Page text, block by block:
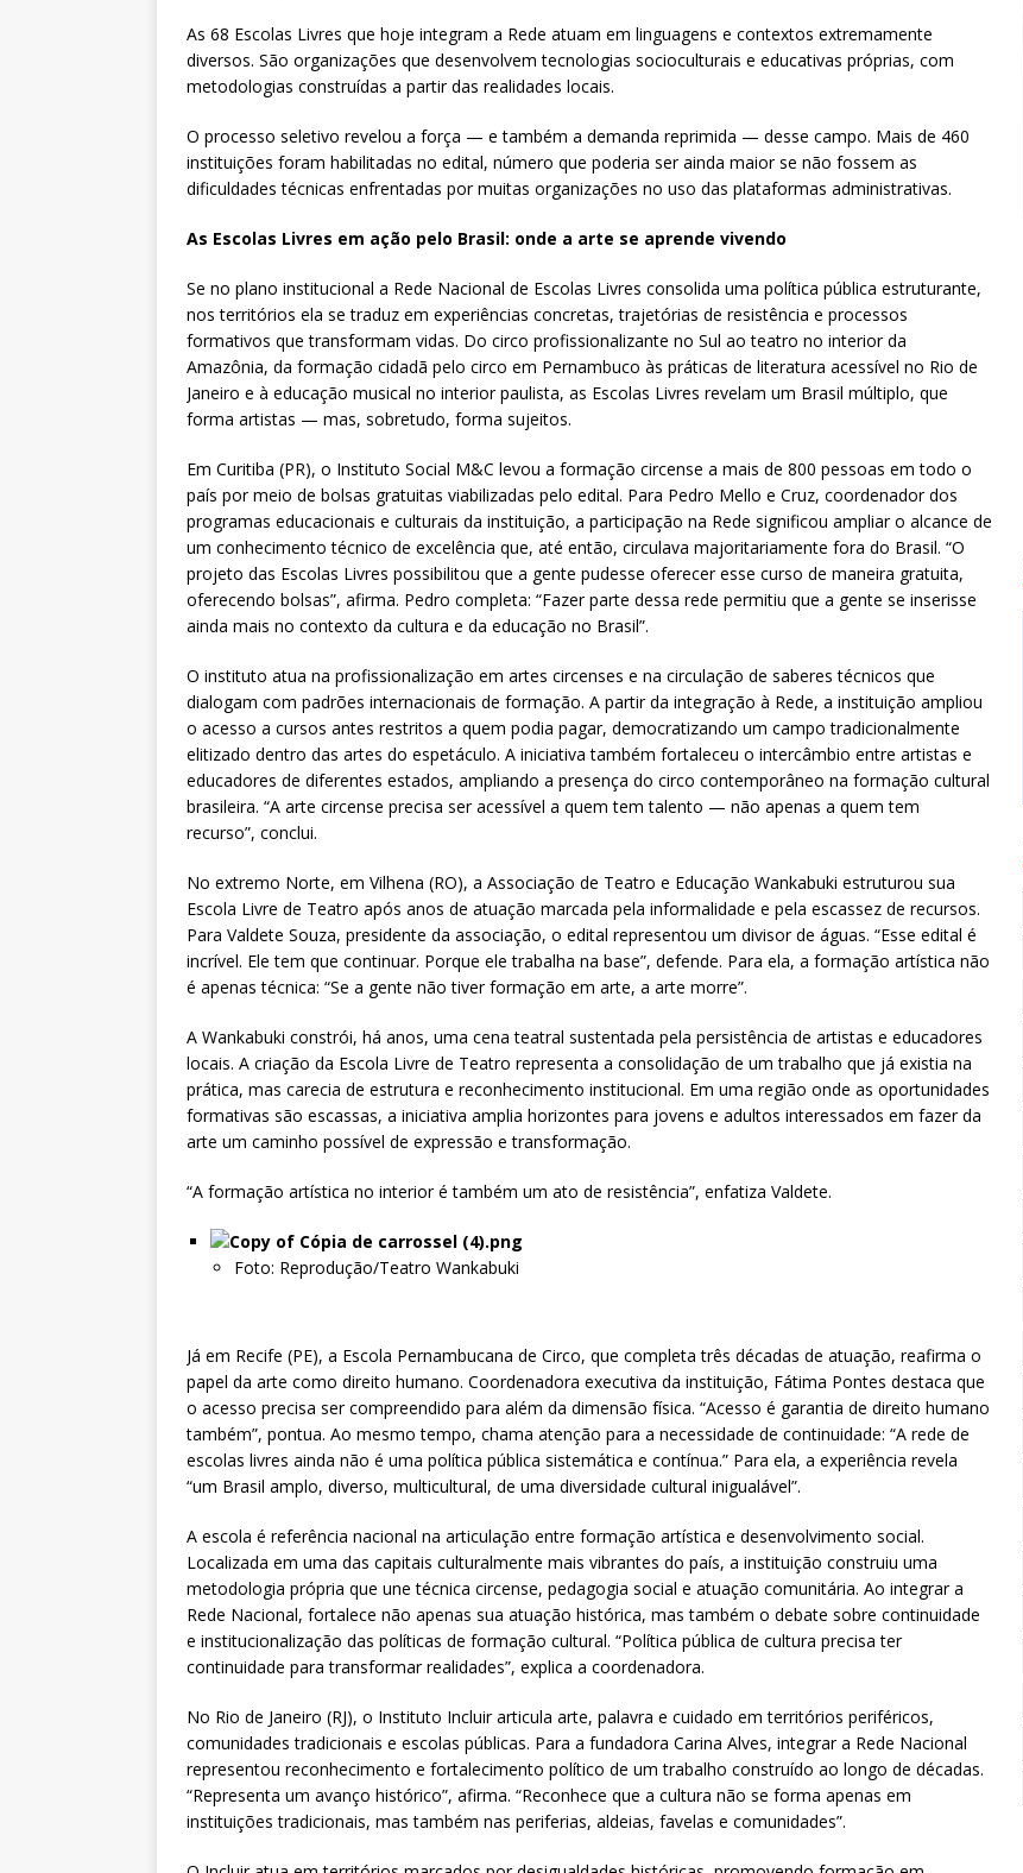
As 68 Escolas Livres que hoje integram a Rede atuam em linguagens e contextos extremamente
diversos. São organizações que desenvolvem tecnologias socioculturais e educativas próprias, com
metodologias construídas a partir das realidades locais.
O processo seletivo revelou a força — e também a demanda reprimida — desse campo. Mais de 460
instituições foram habilitadas no edital, número que poderia ser ainda maior se não fossem as
dificuldades técnicas enfrentadas por muitas organizações no uso das plataformas administrativas.
As Escolas Livres em ação pelo Brasil: onde a arte se aprende vivendo
Se no plano institucional a Rede Nacional de Escolas Livres consolida uma política pública estruturante,
nos territórios ela se traduz em experiências concretas, trajetórias de resistência e processos
formativos que transformam vidas. Do circo profissionalizante no Sul ao teatro no interior da
Amazônia, da formação cidadã pelo circo em Pernambuco às práticas de literatura acessível no Rio de
Janeiro e à educação musical no interior paulista, as Escolas Livres revelam um Brasil múltiplo, que
forma artistas — mas, sobretudo, forma sujeitos.
Em Curitiba (PR), o Instituto Social M&C levou a formação circense a mais de 800 pessoas em todo o
país por meio de bolsas gratuitas viabilizadas pelo edital. Para Pedro Mello e Cruz, coordenador dos
programas educacionais e culturais da instituição, a participação na Rede significou ampliar o alcance de
um conhecimento técnico de excelência que, até então, circulava majoritariamente fora do Brasil. “O
projeto das Escolas Livres possibilitou que a gente pudesse oferecer esse curso de maneira gratuita,
oferecendo bolsas”, afirma. Pedro completa: “Fazer parte dessa rede permitiu que a gente se inserisse
ainda mais no contexto da cultura e da educação no Brasil”.
O instituto atua na profissionalização em artes circenses e na circulação de saberes técnicos que
dialogam com padrões internacionais de formação. A partir da integração à Rede, a instituição ampliou
o acesso a cursos antes restritos a quem podia pagar, democratizando um campo tradicionalmente
elitizado dentro das artes do espetáculo. A iniciativa também fortaleceu o intercâmbio entre artistas e
educadores de diferentes estados, ampliando a presença do circo contemporâneo na formação cultural
brasileira. “A arte circense precisa ser acessível a quem tem talento — não apenas a quem tem
recurso”, conclui.
No extremo Norte, em Vilhena (RO), a Associação de Teatro e Educação Wankabuki estruturou sua
Escola Livre de Teatro após anos de atuação marcada pela informalidade e pela escassez de recursos.
Para Valdete Souza, presidente da associação, o edital representou um divisor de águas. “Esse edital é
incrível. Ele tem que continuar. Porque ele trabalha na base”, defende. Para ela, a formação artística não
é apenas técnica: “Se a gente não tiver formação em arte, a arte morre”.
A Wankabuki constrói, há anos, uma cena teatral sustentada pela persistência de artistas e educadores
locais. A criação da Escola Livre de Teatro representa a consolidação de um trabalho que já existia na
prática, mas carecia de estrutura e reconhecimento institucional. Em uma região onde as oportunidades
formativas são escassas, a iniciativa amplia horizontes para jovens e adultos interessados em fazer da
arte um caminho possível de expressão e transformação.
“A formação artística no interior é também um ato de resistência”, enfatiza Valdete.
Foto: Reprodução/Teatro Wankabuki
Já em Recife (PE), a Escola Pernambucana de Circo, que completa três décadas de atuação, reafirma o
papel da arte como direito humano. Coordenadora executiva da instituição, Fátima Pontes destaca que
o acesso precisa ser compreendido para além da dimensão física. “Acesso é garantia de direito humano
também”, pontua. Ao mesmo tempo, chama atenção para a necessidade de continuidade: “A rede de
escolas livres ainda não é uma política pública sistemática e contínua.” Para ela, a experiência revela
“um Brasil amplo, diverso, multicultural, de uma diversidade cultural inigualável”.
A escola é referência nacional na articulação entre formação artística e desenvolvimento social.
Localizada em uma das capitais culturalmente mais vibrantes do país, a instituição construiu uma
metodologia própria que une técnica circense, pedagogia social e atuação comunitária. Ao integrar a
Rede Nacional, fortalece não apenas sua atuação histórica, mas também o debate sobre continuidade
e institucionalização das políticas de formação cultural. “Política pública de cultura precisa ter
continuidade para transformar realidades”, explica a coordenadora.
No Rio de Janeiro (RJ), o Instituto Incluir articula arte, palavra e cuidado em territórios periféricos,
comunidades tradicionais e escolas públicas. Para a fundadora Carina Alves, integrar a Rede Nacional
representou reconhecimento e fortalecimento político de um trabalho construído ao longo de décadas.
“Representa um avanço histórico”, afirma. “Reconhece que a cultura não se forma apenas em
instituições tradicionais, mas também nas periferias, aldeias, favelas e comunidades”.